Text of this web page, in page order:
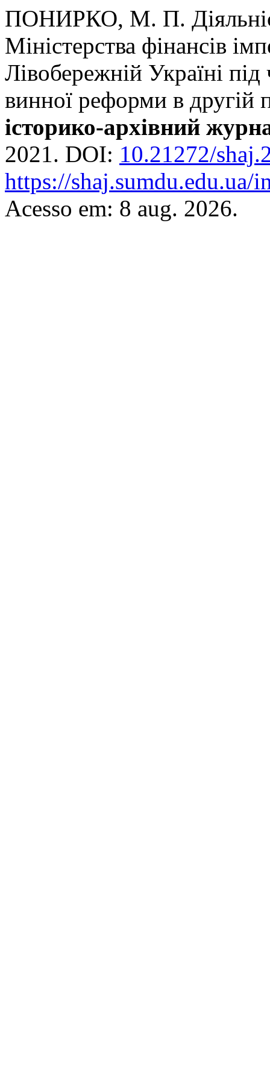
ПОНИРКО, М. П.
Міністерства фінансів
Лівобережній Україні
винної реформи в другій
історико-архівний
2021. DOI: 10.21272/
https://
Acesso em: 8 aug. 2026.